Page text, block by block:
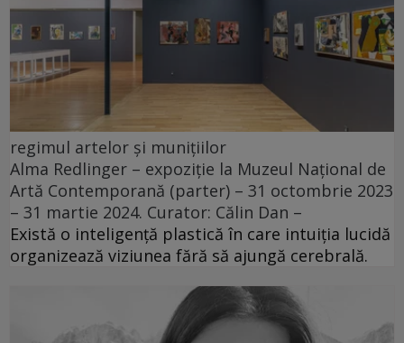
regimul artelor și munițiilor
Alma Redlinger – expoziție la Muzeul Național de
Artă Contemporană (parter) – 31 octombrie 2023
– 31 martie 2024. Curator: Călin Dan –
Există o inteligență plastică în care intuiția lucidă
organizează viziunea fără să ajungă cerebrală.